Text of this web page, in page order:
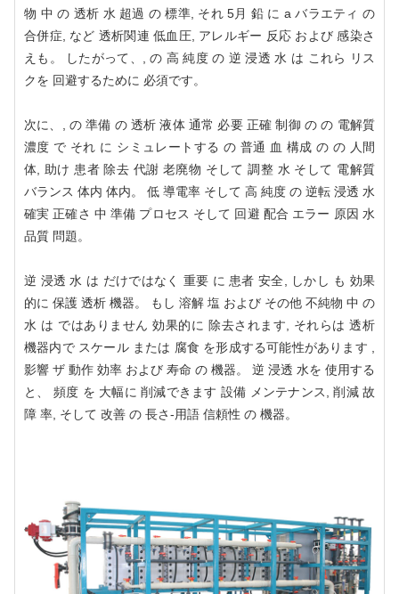
物 中 の 透析 水 超過 の 標準, それ 5月 鉛 に a バラエティ の
合併症, など 透析関連 低血圧, アレルギー 反応 および 感染さ
えも。 したがって、, の 高 純度 の 逆 浸透 水 は これら リス
クを 回避するために 必須です。
次に、, の 準備 の 透析 液体 通常 必要 正確 制御 の の 電解質
濃度 で それ に シミュレートする の 普通 血 構成 の の 人間
体, 助け 患者 除去 代謝 老廃物 そして 調整 水 そして 電解質
バランス 体内 体内。 低 導電率 そして 高 純度 の 逆転 浸透 水
確実 正確さ 中 準備 プロセス そして 回避 配合 エラー 原因 水
品質 問題。
逆 浸透 水 は だけではなく 重要 に 患者 安全, しかし も 効果
的に 保護 透析 機器。 もし 溶解 塩 および その他 不純物 中 の
水 は ではありません 効果的に 除去されます, それらは 透析
機器内で スケール または 腐食 を形成する可能性があります ,
影響 ザ 動作 効率 および 寿命 の 機器。 逆 浸透 水を 使用する
と、 頻度 を 大幅に 削減できます 設備 メンテナンス, 削減 故
障 率, そして 改善 の 長さ-用語 信頼性 の 機器。